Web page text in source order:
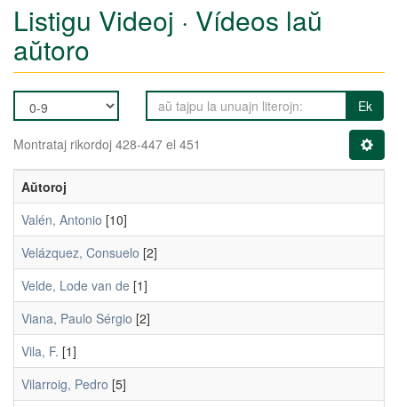
Listigu Videoj · Vídeos laŭ
aŭtoro
Ek
Montrataj rikordoj 428-447 el 451
Aŭtoroj
Valén, Antonio [10]
Velázquez, Consuelo [2]
Velde, Lode van de [1]
Viana, Paulo Sérgio [2]
Vila, F. [1]
Vilarroig, Pedro [5]